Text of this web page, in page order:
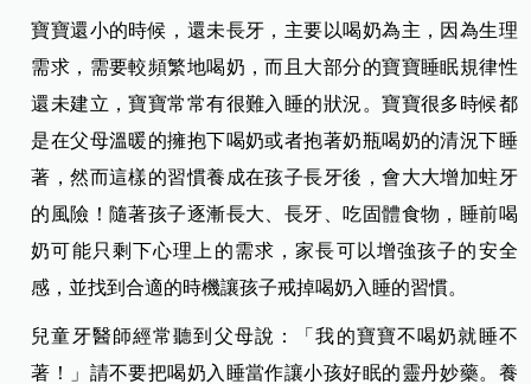
寶寶還小的時候，還未長牙，主要以喝奶為主，因為生理
需求，需要較頻繁地喝奶，而且大部分的寶寶睡眠規律性
還未建立，寶寶常常有很難入睡的狀況。寶寶很多時候都
是在父母溫暖的擁抱下喝奶或者抱著奶瓶喝奶的清況下睡
著，然而這樣的習慣養成在孩子長牙後，會大大增加蛀牙
的風險！隨著孩子逐漸長大、長牙、吃固體食物，睡前喝
奶可能只剩下心理上的需求，家長可以增強孩子的安全
感，並找到合適的時機讓孩子戒掉喝奶入睡的習慣。
兒童牙醫師經常聽到父母說：「我的寶寶不喝奶就睡不
著！」請不要把喝奶入睡當作讓小孩好眠的靈丹妙藥。養